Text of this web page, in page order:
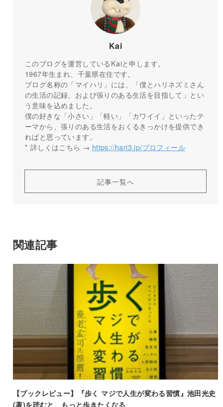
Kai
このブログを運営しているKaiと申します。
1967年生まれ、千葉県在住です。
ブログ名称の「マイハリ」には、「僕とハリネズミさん
の生活の記録、および張りのある生活を目指して」とい
う意味を込めました。
僕の好きな「小さい」「軽い」「カワイイ」といったテ
ーマから、張りのある生活をおくるきっかけを提供でき
ればと思っています。
* 詳しくはこちら → https://hari3.jp/プロフィール
記事一覧へ
関連記事
【ブックレビュー】『歩く マジで人生が変わる習慣』池田光史
(著)を読むと、もっと歩きたくなる